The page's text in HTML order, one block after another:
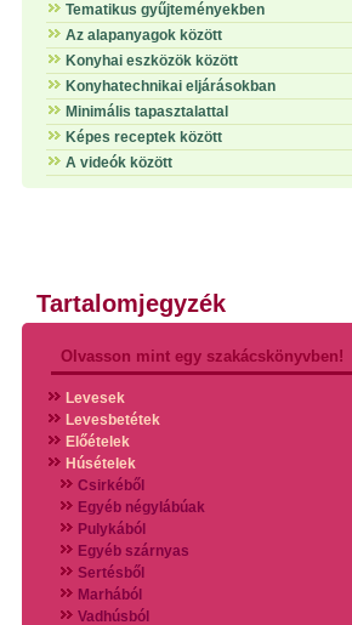
Tematikus gyűjteményekben
Az alapanyagok között
Konyhai eszközök között
Konyhatechnikai eljárásokban
Minimális tapasztalattal
Képes receptek között
A videók között
Tartalomjegyzék
Olvasson mint egy szakácskönyvben!
Levesek
Levesbetétek
Előételek
Húsételek
Csirkéből
Egyéb négylábúak
Pulykából
Egyéb szárnyas
Sertésből
Marhából
Vadhúsból